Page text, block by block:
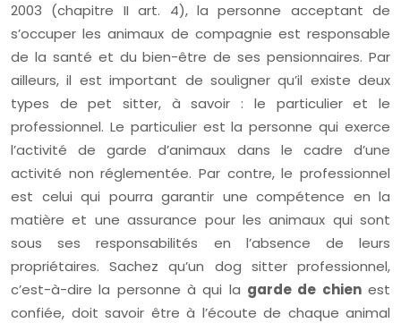
2003 (chapitre II art. 4), la personne acceptant de
s’occuper les animaux de compagnie est responsable
de la santé et du bien-être de ses pensionnaires. Par
ailleurs, il est important de souligner qu’il existe deux
types de pet sitter, à savoir : le particulier et le
professionnel. Le particulier est la personne qui exerce
l’activité de garde d’animaux dans le cadre d’une
activité non réglementée. Par contre, le professionnel
est celui qui pourra garantir une compétence en la
matière et une assurance pour les animaux qui sont
sous ses responsabilités en l’absence de leurs
propriétaires. Sachez qu’un dog sitter professionnel,
c’est-à-dire la personne à qui la garde de chienest
confiée, doit savoir être à l’écoute de chaque animal